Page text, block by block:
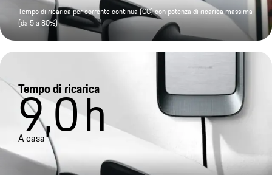
Tempo di ricarica per corrente continua (CC) con potenza di ricarica massima
(da 5 a 80%)
Tempo di ricarica
9,0h
A casa